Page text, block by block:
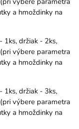
a hmoždinky na
držiak - 2ks,
výbere parametra
a hmoždinky na
držiak - 3ks,
výbere parametra
a hmoždinky na